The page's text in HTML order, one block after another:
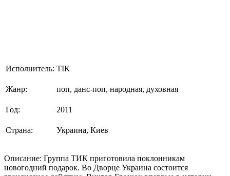
Исполнитель: ТІК
Жанр: поп, данс-поп, народная, духовная
Год: 2011
Страна: Украина, Киев
Описание: Группа ТИК приготовила поклонникам
новогодний подарок. Во Дворце Украина состоится